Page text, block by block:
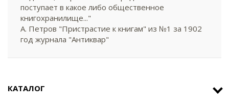
поступает в какое либо общественное
книгохранилище..."
А. Петров "Пристрастие к книгам" из №1 за 1902
год журнала "Антиквар"
КАТАЛОГ